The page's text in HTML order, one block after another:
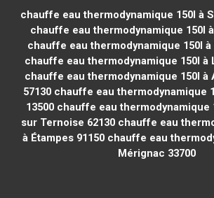
chauffe eau thermodynamique 150l à
chauffe eau thermodynamique 150l
chauffe eau thermodynamique 150l à
chauffe eau thermodynamique 150l à
chauffe eau thermodynamique 150l à
57130 chauffe eau thermodynamique
13500 chauffe eau thermodynamique
sur Ternoise 62130chauffe eau
à Étampes 91150 chauffe eau
Mérignac 33700